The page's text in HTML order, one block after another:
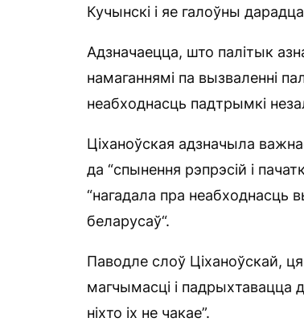
Кучынскі і яе галоўны
Адзначаецца, што палітык
намаганнямі па вызваленні
неабходнасць падтрымкі
Ціханоўская адзначыла
да “спынення рэпрэсій і
“нагадала пра неабходнасць
беларусаў“.
Паводле слоў Ціханоўскай,
магчымасці і падрыхтавацца
ніхто іх не чакае”.